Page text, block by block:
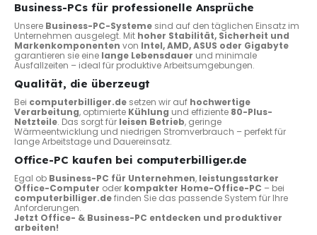
Business-PCs für professionelle Ansprüche
Unsere Business-PC-Systeme sind auf den täglichen Einsatz im
Unternehmen ausgelegt. Mit hoher Stabilität, Sicherheit und
Markenkomponenten von Intel, AMD, ASUS oder Gigabyte
garantieren sie eine lange Lebensdauer und minimale
Ausfallzeiten – ideal für produktive Arbeitsumgebungen.
Qualität, die überzeugt
Bei computerbilliger.de setzen wir auf hochwertige
Verarbeitung, optimierte Kühlung und effiziente 80-Plus-
Netzteile. Das sorgt für leisen Betrieb, geringe
Wärmeentwicklung und niedrigen Stromverbrauch – perfekt für
lange Arbeitstage und Dauereinsatz.
Office-PC kaufen bei computerbilliger.de
Egal ob Business-PC für Unternehmen, leistungsstarker
Office-Computer oder kompakter Home-Office-PC – bei
computerbilliger.definden Sie das passende System für Ihre
Anforderungen.
Jetzt Office- & Business-PC entdecken und produktiver
arbeiten!